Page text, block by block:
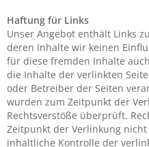
Haftung für Links
Unser Angebot enthält Links
deren Inhalte wir keinen
für diese fremden Inhalte
die Inhalte der verlinkten
oder Betreiber der Seiten
wurden zum Zeitpunkt der
Rechtsverstöße überprüft.
Zeitpunkt der Verlinkung
inhaltliche Kontrolle der